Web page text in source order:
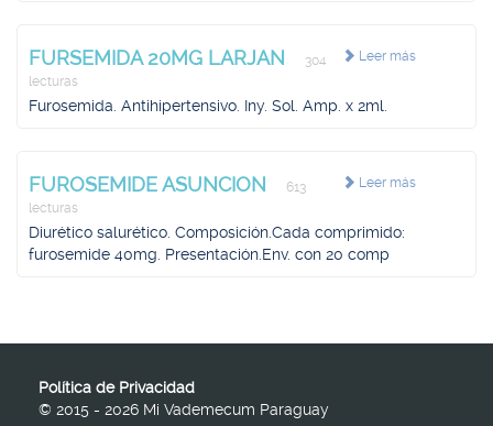
Leer más
FURSEMIDA 20MG LARJAN
304
lecturas
Furosemida. Antihipertensivo. Iny. Sol. Amp. x 2ml.
Leer más
FUROSEMIDE ASUNCION
613
lecturas
Diurético salurético. Composición.Cada comprimido:
furosemide 40mg. Presentación.Env. con 20 comp
Política de Privacidad
© 2015 - 2026 Mi Vademecum Paraguay